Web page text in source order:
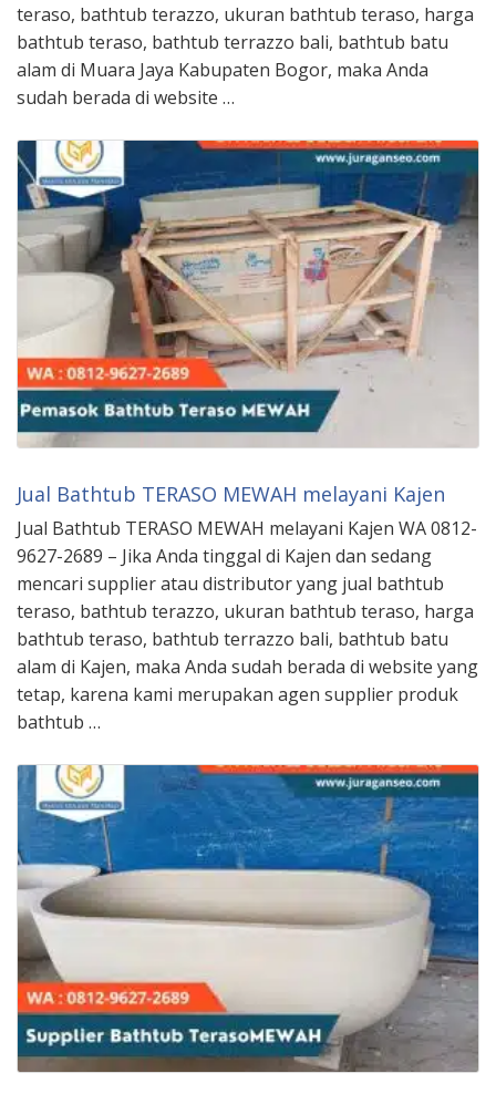
teraso, bathtub terazzo, ukuran bathtub teraso, harga
bathtub teraso, bathtub terrazzo bali, bathtub batu
alam di Muara Jaya Kabupaten Bogor, maka Anda
sudah berada di website …
Jual Bathtub TERASO MEWAH melayani Kajen
Jual Bathtub TERASO MEWAH melayani Kajen WA 0812-
9627-2689 – Jika Anda tinggal di Kajen dan sedang
mencari supplier atau distributor yang jual bathtub
teraso, bathtub terazzo, ukuran bathtub teraso, harga
bathtub teraso, bathtub terrazzo bali, bathtub batu
alam di Kajen, maka Anda sudah berada di website yang
tetap, karena kami merupakan agen supplier produk
bathtub …